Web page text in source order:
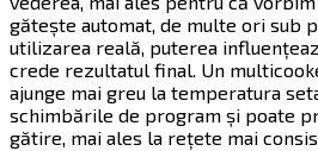
gătește automat, de multe ori sub
utilizarea reală, puterea
crede rezultatul final. Un
ajunge mai greu la temperatura
schimbările de program și poate
gătire, mai ales la rețete mai